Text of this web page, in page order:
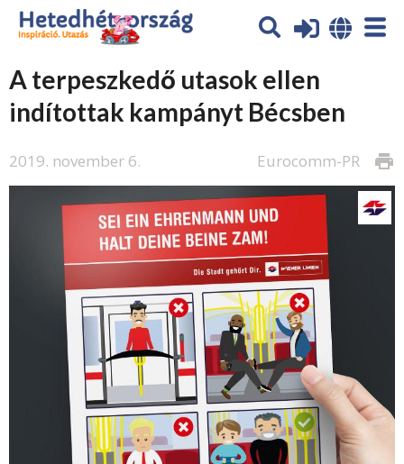
A terpeszkedő utasok ellen
indítottak kampányt Bécsben
2019. november 6. print
Eurocomm-PR